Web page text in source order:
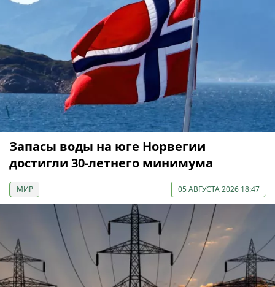
Запасы воды на юге Норвегии
достигли 30-летнего минимума
МИР 05 АВГУСТА 2026 18:47